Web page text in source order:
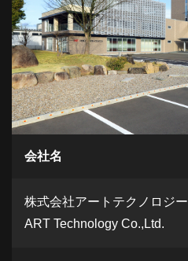
会社名
株式会社アートテクノロジー
ART Technology Co.,Ltd.